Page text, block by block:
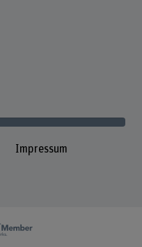
Impressum